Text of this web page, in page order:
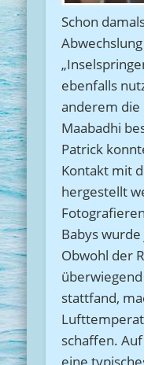
Schon
ebenfalls
anderem die
Maabadhi
Patrick
Kontakt mit
hergestellt
Babys
Obwohl der
stattfand,
schaffen.